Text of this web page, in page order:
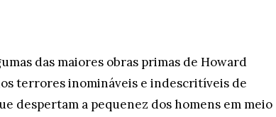
das maiores obras primas de Howard
terrores inomináveis e indescritíveis de
despertam a pequenez dos homens em meio